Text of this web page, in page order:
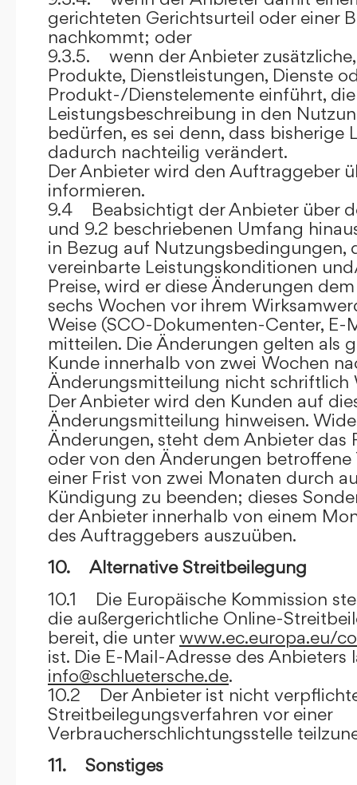
gerichteten Gerichtsurteil oder einer
nachkommt; oder
9.3.5. wenn der Anbieter
Produkte, Dienstleistungen, Dienste
Produkt-/Dienstelemente einführt,
Leistungsbeschreibung in den
bedürfen, es sei denn, dass bisherige
dadurch nachteilig verändert.
Der Anbieter wird den Auftraggeber
informieren.
9.4 Beabsichtigt der Anbieter über
und 9.2 beschriebenen Umfang
in Bezug auf Nutzungsbedingungen,
vereinbarte Leistungskonditionen
Preise, wird er diese Änderungen
sechs Wochen vor ihrem
Weise (SCO-Dokumenten-Center, E-
mitteilen. Die Änderungen gelten als
Kunde innerhalb von zwei Wochen
Änderungsmitteilung nicht schriftlich
Der Anbieter wird den Kunden auf
Änderungsmitteilung hinweisen.
Änderungen, steht dem Anbieter das
oder von den Änderungen betroffene
einer Frist von zwei Monaten durch
Kündigung zu beenden; dieses
der Anbieter innerhalb von einem
des Auftraggebers auszuüben.
10. Alternative Streitbeilegung
10.1 Die Europäische Kommission
die außergerichtliche Online-
bereit, die unterwww.ec.europa.eu/
ist. Die E-Mail-Adresse des Anbieters
info@schluetersche.de.
10.2 Der Anbieter ist nicht
Streitbeilegungsverfahren vor einer
Verbraucherschlichtungsstelle
11. Sonstiges